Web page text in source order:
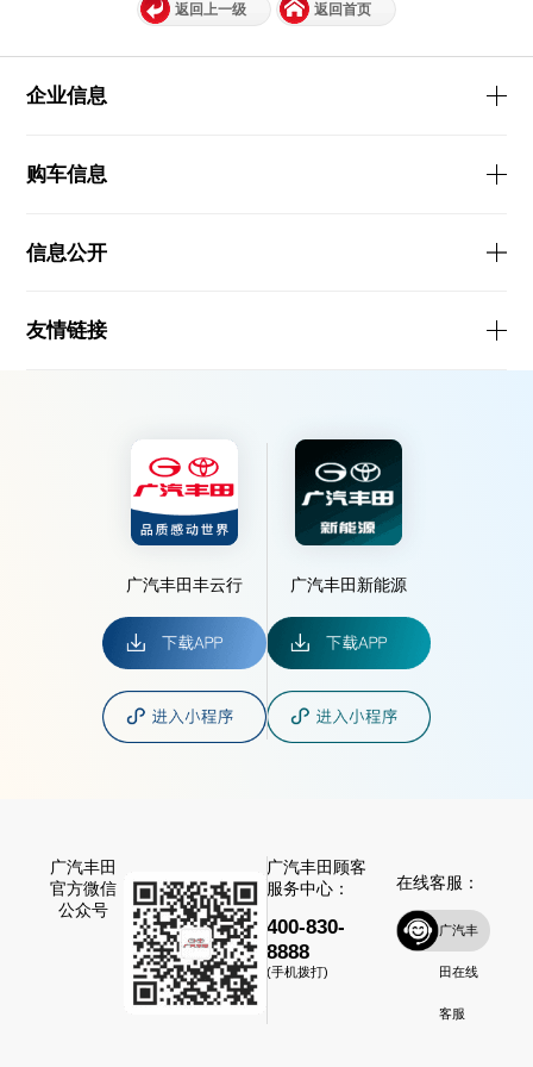
返回上一级 返回首页
企业信息
购车信息
信息公开
友情链接
广汽丰田丰云行 广汽丰田新能源
广汽丰田
官方微信
公众号
广汽丰田顾客
服务中心：
400-830-
8888
(手机拨打)
在线客服：
广汽丰
田在线
客服